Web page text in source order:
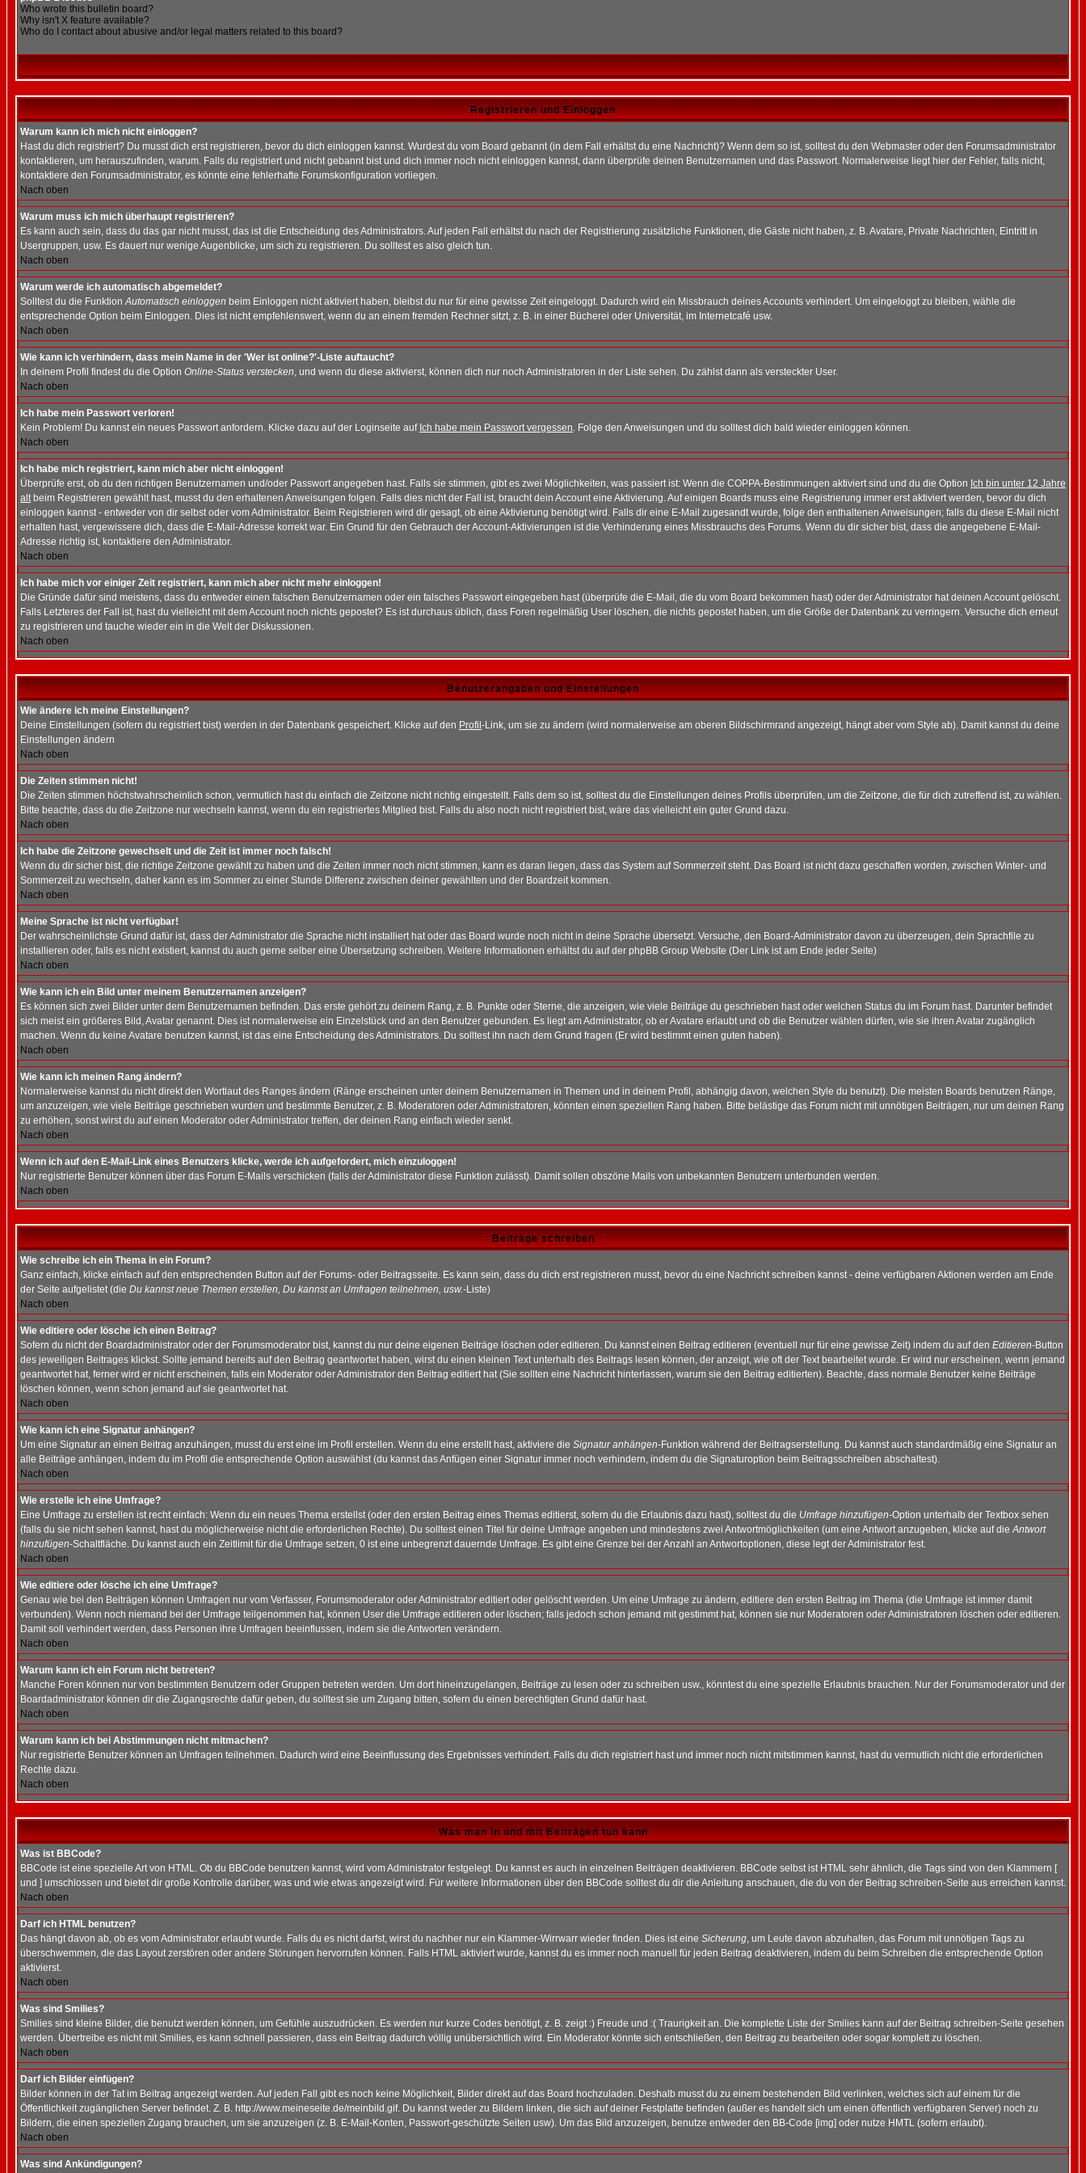
Who wrote this bulletin board?
Why isn't X feature available?
Who do I contact about abusive and/or legal matters related to this board?
Registrieren und Einloggen
Warum kann ich mich nicht einloggen?
Hast du dich registriert? Du musst dich erst registrieren, bevor du dich einloggen kannst. Wurdest du vom Board gebannt (in dem Fall erhältst du eine Nachricht)? Wenn dem so ist, solltest du den Webmaster oder den Forumsadministrator
kontaktieren, um herauszufinden, warum. Falls du registriert und nicht gebannt bist und dich immer noch nicht einloggen kannst, dann überprüfe deinen Benutzernamen und das Passwort. Normalerweise liegt hier der Fehler, falls nicht,
kontaktiere den Forumsadministrator, es könnte eine fehlerhafte Forumskonfiguration vorliegen.
Nach oben
Warum muss ich mich überhaupt registrieren?
Es kann auch sein, dass du das gar nicht musst, das ist die Entscheidung des Administrators. Auf jeden Fall erhältst du nach der Registrierung zusätzliche Funktionen, die Gäste nicht haben, z. B. Avatare, Private Nachrichten, Eintritt in
Usergruppen, usw. Es dauert nur wenige Augenblicke, um sich zu registrieren. Du solltest es also gleich tun.
Nach oben
Warum werde ich automatisch abgemeldet?
Solltest du die FunktionAutomatisch einloggen beim Einloggen nicht aktiviert haben, bleibst du nur für eine gewisse Zeit eingeloggt. Dadurch wird ein Missbrauch deines Accounts verhindert. Um eingeloggt zu bleiben, wähle die
entsprechende Option beim Einloggen. Dies ist nicht empfehlenswert, wenn du an einem fremden Rechner sitzt, z. B. in einer Bücherei oder Universität, im Internetcafé usw.
Nach oben
Wie kann ich verhindern, dass mein Name in der 'Wer ist online?'-Liste auftaucht?
In deinem Profil findest du die Option Online-Status verstecken, und wenn du diese aktivierst, können dich nur noch Administratoren in der Liste sehen. Du zählst dann als versteckter User.
Nach oben
Ich habe mein Passwort verloren!
Kein Problem! Du kannst ein neues Passwort anfordern. Klicke dazu auf der Loginseite auf Ich habe mein Passwort vergessen. Folge den Anweisungen und du solltest dich bald wieder einloggen können.
Nach oben
Ich habe mich registriert, kann mich aber nicht einloggen!
Überprüfe erst, ob du den richtigen Benutzernamen und/oder Passwort angegeben hast. Falls sie stimmen, gibt es zwei Möglichkeiten, was passiert ist: Wenn die COPPA-Bestimmungen aktiviert sind und du die Option Ich bin unter 12 Jahre
altbeim Registrieren gewählt hast, musst du den erhaltenen Anweisungen folgen. Falls dies nicht der Fall ist, braucht dein Account eine Aktivierung. Auf einigen Boards muss eine Registrierung immer erst aktiviert werden, bevor du dich
einloggen kannst - entweder von dir selbst oder vom Administrator. Beim Registrieren wird dir gesagt, ob eine Aktivierung benötigt wird. Falls dir eine E-Mail zugesandt wurde, folge den enthaltenen Anweisungen; falls du diese E-Mail nicht
erhalten hast, vergewissere dich, dass die E-Mail-Adresse korrekt war. Ein Grund für den Gebrauch der Account-Aktivierungen ist die Verhinderung eines Missbrauchs des Forums. Wenn du dir sicher bist, dass die angegebene E-Mail-
Adresse richtig ist, kontaktiere den Administrator.
Nach oben
Ich habe mich vor einiger Zeit registriert, kann mich aber nicht mehr einloggen!
Die Gründe dafür sind meistens, dass du entweder einen falschen Benutzernamen oder ein falsches Passwort eingegeben hast (überprüfe die E-Mail, die du vom Board bekommen hast) oder der Administrator hat deinen Account gelöscht.
Falls Letzteres der Fall ist, hast du vielleicht mit dem Account noch nichts gepostet? Es ist durchaus üblich, dass Foren regelmäßig User löschen, die nichts gepostet haben, um die Größe der Datenbank zu verringern. Versuche dich erneut
zu registrieren und tauche wieder ein in die Welt der Diskussionen.
Nach oben
Benutzerangaben und Einstellungen
Wie ändere ich meine Einstellungen?
Deine Einstellungen (sofern du registriert bist) werden in der Datenbank gespeichert. Klicke auf den Profil -Link, um sie zu ändern (wird normalerweise am oberen Bildschirmrand angezeigt, hängt aber vom Style ab). Damit kannst du deine
Einstellungen ändern
Nach oben
Die Zeiten stimmen nicht!
Die Zeiten stimmen höchstwahrscheinlich schon, vermutlich hast du einfach die Zeitzone nicht richtig eingestellt. Falls dem so ist, solltest du die Einstellungen deines Profils überprüfen, um die Zeitzone, die für dich zutreffend ist, zu wählen.
Bitte beachte, dass du die Zeitzone nur wechseln kannst, wenn du ein registriertes Mitglied bist. Falls du also noch nicht registriert bist, wäre das vielleicht ein guter Grund dazu.
Nach oben
Ich habe die Zeitzone gewechselt und die Zeit ist immer noch falsch!
Wenn du dir sicher bist, die richtige Zeitzone gewählt zu haben und die Zeiten immer noch nicht stimmen, kann es daran liegen, dass das System auf Sommerzeit steht. Das Board ist nicht dazu geschaffen worden, zwischen Winter- und
Sommerzeit zu wechseln, daher kann es im Sommer zu einer Stunde Differenz zwischen deiner gewählten und der Boardzeit kommen.
Nach oben
Meine Sprache ist nicht verfügbar!
Der wahrscheinlichste Grund dafür ist, dass der Administrator die Sprache nicht installiert hat oder das Board wurde noch nicht in deine Sprache übersetzt. Versuche, den Board-Administrator davon zu überzeugen, dein Sprachfile zu
installieren oder, falls es nicht existiert, kannst du auch gerne selber eine Übersetzung schreiben. Weitere Informationen erhältst du auf der phpBB Group Website (Der Link ist am Ende jeder Seite)
Nach oben
Wie kann ich ein Bild unter meinem Benutzernamen anzeigen?
Es können sich zwei Bilder unter dem Benutzernamen befinden. Das erste gehört zu deinem Rang, z. B. Punkte oder Sterne, die anzeigen, wie viele Beiträge du geschrieben hast oder welchen Status du im Forum hast. Darunter befindet
sich meist ein größeres Bild, Avatar genannt. Dies ist normalerweise ein Einzelstück und an den Benutzer gebunden. Es liegt am Administrator, ob er Avatare erlaubt und ob die Benutzer wählen dürfen, wie sie ihren Avatar zugänglich
machen. Wenn du keine Avatare benutzen kannst, ist das eine Entscheidung des Administrators. Du solltest ihn nach dem Grund fragen (Er wird bestimmt einen guten haben).
Nach oben
Wie kann ich meinen Rang ändern?
Normalerweise kannst du nicht direkt den Wortlaut des Ranges ändern (Ränge erscheinen unter deinem Benutzernamen in Themen und in deinem Profil, abhängig davon, welchen Style du benutzt). Die meisten Boards benutzen Ränge,
um anzuzeigen, wie viele Beiträge geschrieben wurden und bestimmte Benutzer, z. B. Moderatoren oder Administratoren, könnten einen speziellen Rang haben. Bitte belästige das Forum nicht mit unnötigen Beiträgen, nur um deinen Rang
zu erhöhen, sonst wirst du auf einen Moderator oder Administrator treffen, der deinen Rang einfach wieder senkt.
Nach oben
Wenn ich auf den E-Mail-Link eines Benutzers klicke, werde ich aufgefordert, mich einzuloggen!
Nur registrierte Benutzer können über das Forum E-Mails verschicken (falls der Administrator diese Funktion zulässt). Damit sollen obszöne Mails von unbekannten Benutzern unterbunden werden.
Nach oben
Beiträge schreiben
Wie schreibe ich ein Thema in ein Forum?
Ganz einfach, klicke einfach auf den entsprechenden Button auf der Forums- oder Beitragsseite. Es kann sein, dass du dich erst registrieren musst, bevor du eine Nachricht schreiben kannst - deine verfügbaren Aktionen werden am Ende
der Seite aufgelistet (die Du kannst neue Themen erstellen, Du kannst an Umfragen teilnehmen, usw.-Liste)
Nach oben
Wie editiere oder lösche ich einen Beitrag?
Sofern du nicht der Boardadministrator oder der Forumsmoderator bist, kannst du nur deine eigenen Beiträge löschen oder editieren. Du kannst einen Beitrag editieren (eventuell nur für eine gewisse Zeit) indem du auf den Editieren-Button
des jeweiligen Beitrages klickst. Sollte jemand bereits auf den Beitrag geantwortet haben, wirst du einen kleinen Text unterhalb des Beitrags lesen können, der anzeigt, wie oft der Text bearbeitet wurde. Er wird nur erscheinen, wenn jemand
geantwortet hat, ferner wird er nicht erscheinen, falls ein Moderator oder Administrator den Beitrag editiert hat (Sie sollten eine Nachricht hinterlassen, warum sie den Beitrag editierten). Beachte, dass normale Benutzer keine Beiträge
löschen können, wenn schon jemand auf sie geantwortet hat.
Nach oben
Wie kann ich eine Signatur anhängen?
Um eine Signatur an einen Beitrag anzuhängen, musst du erst eine im Profil erstellen. Wenn du eine erstellt hast, aktiviere die Signatur anhängen-Funktion während der Beitragserstellung. Du kannst auch standardmäßig eine Signatur an
alle Beiträge anhängen, indem du im Profil die entsprechende Option auswählst (du kannst das Anfügen einer Signatur immer noch verhindern, indem du die Signaturoption beim Beitragsschreiben abschaltest).
Nach oben
Wie erstelle ich eine Umfrage?
Eine Umfrage zu erstellen ist recht einfach: Wenn du ein neues Thema erstellst (oder den ersten Beitrag eines Themas editierst, sofern du die Erlaubnis dazu hast), solltest du die Umfrage hinzufügen-Option unterhalb der Textbox sehen
(falls du sie nicht sehen kannst, hast du möglicherweise nicht die erforderlichen Rechte). Du solltest einen Titel für deine Umfrage angeben und mindestens zwei Antwortmöglichkeiten (um eine Antwort anzugeben, klicke auf dieAntwort
hinzufügen-Schaltfläche. Du kannst auch ein Zeitlimit für die Umfrage setzen, 0 ist eine unbegrenzt dauernde Umfrage. Es gibt eine Grenze bei der Anzahl an Antwortoptionen, diese legt der Administrator fest.
Nach oben
Wie editiere oder lösche ich eine Umfrage?
Genau wie bei den Beiträgen können Umfragen nur vom Verfasser, Forumsmoderator oder Administrator editiert oder gelöscht werden. Um eine Umfrage zu ändern, editiere den ersten Beitrag im Thema (die Umfrage ist immer damit
verbunden). Wenn noch niemand bei der Umfrage teilgenommen hat, können User die Umfrage editieren oder löschen; falls jedoch schon jemand mit gestimmt hat, können sie nur Moderatoren oder Administratoren löschen oder editieren.
Damit soll verhindert werden, dass Personen ihre Umfragen beeinflussen, indem sie die Antworten verändern.
Nach oben
Warum kann ich ein Forum nicht betreten?
Manche Foren können nur von bestimmten Benutzern oder Gruppen betreten werden. Um dort hineinzugelangen, Beiträge zu lesen oder zu schreiben usw., könntest du eine spezielle Erlaubnis brauchen. Nur der Forumsmoderator und der
Boardadministrator können dir die Zugangsrechte dafür geben, du solltest sie um Zugang bitten, sofern du einen berechtigten Grund dafür hast.
Nach oben
Warum kann ich bei Abstimmungen nicht mitmachen?
Nur registrierte Benutzer können an Umfragen teilnehmen. Dadurch wird eine Beeinflussung des Ergebnisses verhindert. Falls du dich registriert hast und immer noch nicht mitstimmen kannst, hast du vermutlich nicht die erforderlichen
Rechte dazu.
Nach oben
Was man in und mit Beiträgen tun kann
Was ist BBCode?
BBCode ist eine spezielle Art von HTML. Ob du BBCode benutzen kannst, wird vom Administrator festgelegt. Du kannst es auch in einzelnen Beiträgen deaktivieren. BBCode selbst ist HTML sehr ähnlich, die Tags sind von den Klammern [
und ] umschlossen und bietet dir große Kontrolle darüber, was und wie etwas angezeigt wird. Für weitere Informationen über den BBCode solltest du dir die Anleitung anschauen, die du von der Beitrag schreiben-Seite aus erreichen kannst.
Nach oben
Darf ich HTML benutzen?
Das hängt davon ab, ob es vom Administrator erlaubt wurde. Falls du es nicht darfst, wirst du nachher nur ein Klammer-Wirrwarr wieder finden. Dies ist eine Sicherung, um Leute davon abzuhalten, das Forum mit unnötigen Tags zu
überschwemmen, die das Layout zerstören oder andere Störungen hervorrufen können. Falls HTML aktiviert wurde, kannst du es immer noch manuell für jeden Beitrag deaktivieren, indem du beim Schreiben die entsprechende Option
aktivierst.
Nach oben
Was sind Smilies?
Smilies sind kleine Bilder, die benutzt werden können, um Gefühle auszudrücken. Es werden nur kurze Codes benötigt, z. B. zeigt :) Freude und :( Traurigkeit an. Die komplette Liste der Smilies kann auf der Beitrag schreiben-Seite gesehen
werden. Übertreibe es nicht mit Smilies, es kann schnell passieren, dass ein Beitrag dadurch völlig unübersichtlich wird. Ein Moderator könnte sich entschließen, den Beitrag zu bearbeiten oder sogar komplett zu löschen.
Nach oben
Darf ich Bilder einfügen?
Bilder können in der Tat im Beitrag angezeigt werden. Auf jeden Fall gibt es noch keine Möglichkeit, Bilder direkt auf das Board hochzuladen. Deshalb musst du zu einem bestehenden Bild verlinken, welches sich auf einem für die
Öffentlichkeit zugänglichen Server befindet. Z. B. http://www.meineseite.de/meinbild.gif. Du kannst weder zu Bildern linken, die sich auf deiner Festplatte befinden (außer es handelt sich um einen öffentlich verfügbaren Server) noch zu
Bildern, die einen speziellen Zugang brauchen, um sie anzuzeigen (z. B. E-Mail-Konten, Passwort-geschützte Seiten usw). Um das Bild anzuzeigen, benutze entweder den BB-Code [img] oder nutze HMTL (sofern erlaubt).
Nach oben
Was sind Ankündigungen?